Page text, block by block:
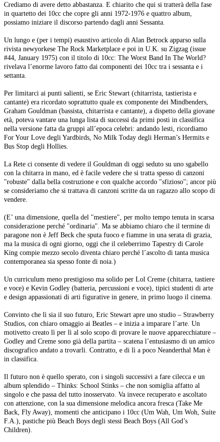
Crediamo di avere detto abbastanza. E chiarito che qui si tratterà della fase
in quartetto dei 10cc che copre gli anni 1972-1976 e quattro album,
possiamo iniziare il discorso partendo dagli anni Sessanta.
Un lungo e (per i tempi) esaustivo articolo di Alan Betrock apparso sulla
rivista newyorkese The Rock Marketplace e poi in U.K. su Zigzag (issue
#44, January 1975) con il titolo di 10cc: The Worst Band In The World?
rivelava l’enorme lavoro fatto dai componenti dei 10cc tra i sessanta e i
settanta.
Per limitarci ai punti salienti, se Eric Stewart (chitarrista, tastierista e
cantante) era ricordato soprattutto quale ex componente dei Mindbenders,
Graham Gouldman (bassista, chitarrista e cantante), a dispetto della giovane
età, poteva vantare una lunga lista di successi da primi posti in classifica
nella versione fatta da gruppi all’epoca celebri: andando lesti, ricordiamo
For Your Love degli Yardbirds, No Milk Today degli Herman’s Hermits e
Bus Stop degli Hollies.
La Rete ci consente di vedere il Gouldman di oggi seduto su uno sgabello
con la chitarra in mano, ed è facile vedere che si tratta spesso di canzoni
"robuste" dalla bella costruzione e con qualche accordo "sfizioso"; ancor più
se consideriamo che si trattava di canzoni scritte da un ragazzo allo scopo di
vendere.
(E’ una dimensione, quella del "mestiere", per molto tempo tenuta in scarsa
considerazione perché "ordinaria". Ma se abbiamo chiaro che il termine di
paragone non è Jeff Beck che sputa fuoco e fiamme in una serata di grazia,
ma la musica di ogni giorno, oggi che il celeberrimo Tapestry di Carole
King compie mezzo secolo diventa chiaro perché l’ascolto di tanta musica
contemporanea sia spesso fonte di noia.)
Un curriculum meno prestigioso ma solido per Lol Creme (chitarra, tastiere
e voce) e Kevin Godley (batteria, percussioni e voce), tipici studenti di arte
e design appassionati di arti figurative in genere, in primo luogo il cinema.
Convinto che lì sia il suo futuro, Eric Stewart apre uno studio – Strawberry
Studios, con chiaro omaggio ai Beatles – e inizia a imparare l’arte. Un
motivetto creato lì per lì al solo scopo di provare le nuove apparecchiature –
Godley and Creme sono già della partita – scatena l’entusiasmo di un amico
discografico andato a trovarli. Contratto, e di lì a poco Neanderthal Man è
in classifica.
Il futuro non è quello sperato, con i singoli successivi a fare cilecca e un
album splendido – Thinks: School Stinks – che non somiglia affatto al
singolo e che passa del tutto inosservato. Va invece recuperato e ascoltato
con attenzione, con la sua dimensione melodica ancora fresca (Take Me
Back, Fly Away), momenti che anticipano i 10cc (Um Wah, Um Woh, Suite
F.A.), pastiche più Beach Boys degli stessi Beach Boys (All God’s
Children).